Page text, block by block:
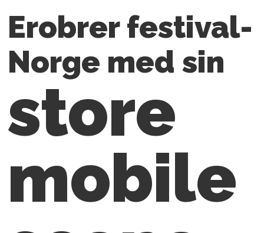
Erobrer festival-
Norge med sin
store
mobile